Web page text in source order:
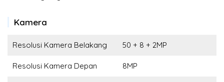
Kamera
Resolusi Kamera Belakang 50 + 8 + 2MP
Resolusi Kamera Depan 8MP